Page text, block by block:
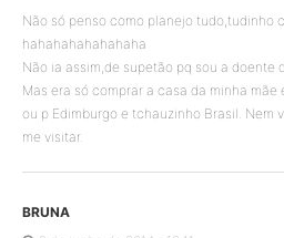
Não só penso como planejo tudo,tudinho
hahahahahahahaha
Não ia assim,de supetão pq sou a doente
Mas era só comprar a casa da minha mãe
ou p Edimburgo e tchauzinho Brasil. Nem
me visitar.
BRUNA